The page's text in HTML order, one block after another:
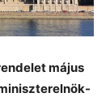
május